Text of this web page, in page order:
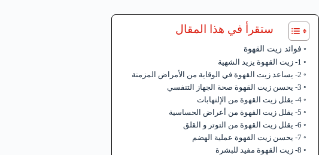
ستقرأ في هذا المقال
فوائد زيت القهوة
1- زيت القهوة يزيد الشهية
2- يساعد زيت القهوة في الوقاية من الأمراض المزمنة
3- يحسن زيت القهوة صحة الجهاز التنفسي
4- يقلل زيت القهوة من الإلتهابات
5- يقلل زيت القهوة من أعراض الحساسية
6- يقلل زيت القهوة من التوتر و القلق
7- يحسن زيت القهوة عملية الهضم
8- زيت القهوة مفيد للبشرة